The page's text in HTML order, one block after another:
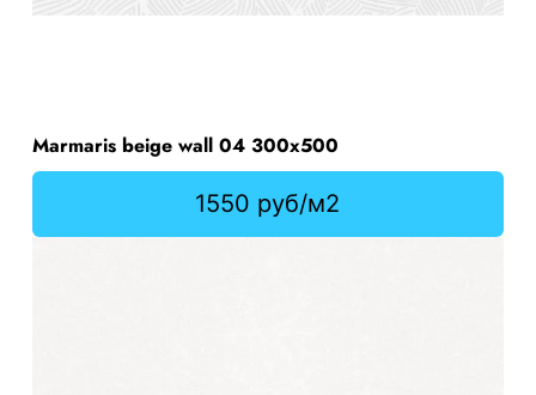
Marmaris beige wall 04 300х500
1550 руб/м2